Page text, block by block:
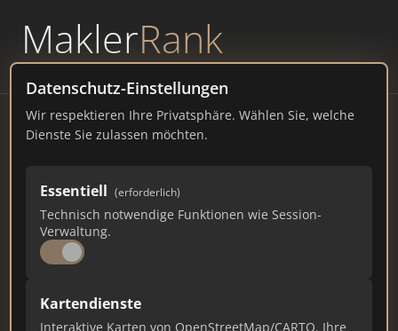
MaklerRank
powered byWAVEPOINT
Datenschutz-Einstellungen
Wir respektieren Ihre Privatsphäre. Wählen Sie, welche
Dienste Sie zulassen möchten.
Essentiell (erforderlich)
Technisch notwendige Funktionen wie Session-
Verwaltung.
Kartendienste
Interaktive Karten von OpenStreetMap/CARTO. Ihre
Immobilienmakler
Moschheim – Ranking Juli
2026
RHEINLAND-PFALZ
103
Makler Makler-Keywords